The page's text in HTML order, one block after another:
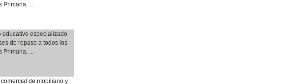
Primaria, ...
educativo especializado
de repaso a todos los
Primaria, ...
de mobiliario y